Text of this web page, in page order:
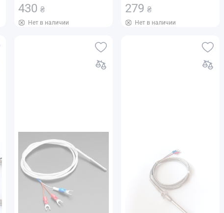
430 ₴
Нет в наличии
279 ₴
Нет в наличии